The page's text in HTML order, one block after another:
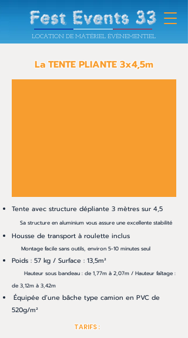
LOCATION DE MATÉRIEL ÉVÈNEMENTIEL
La TENTE PLIANTE 3x4,5m
Tente avec structure dépliante 3 mètres sur 4,5
Sa structure en aluminium vous assure une excellente stabilité
Housse de transport à roulette inclus
Montage facile sans outils, environ 5-10 minutes seul
Poids : 57 kg / Surface : 13,5m²
Hauteur sous bandeau : de 1,77m à 2,07m / Hauteur faîtage :
de 3,12m à 3,42m
Équipée d’une bâche type camion en PVC de
520g/m²
TARIFS :